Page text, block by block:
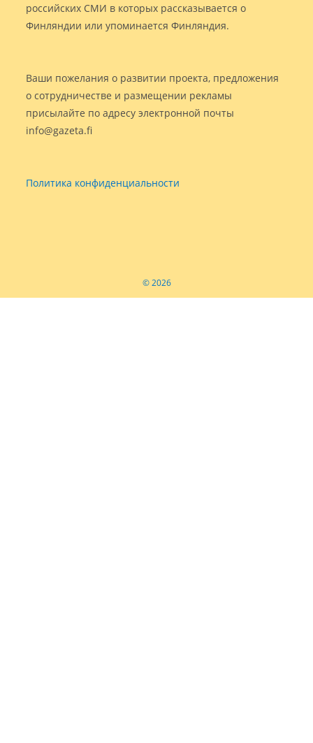
российских СМИ в которых рассказывается о
Финляндии или упоминается Финляндия.
Ваши пожелания о развитии проекта, предложения
о сотрудничестве и размещении рекламы
присылайте по адресу электронной почты
info@gazeta.fi
Политика конфиденциальности
© 2026